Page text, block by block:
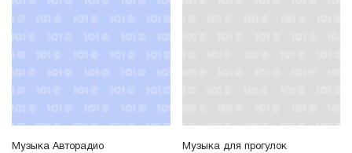
Музыка Авторадио Музыка для прогулок